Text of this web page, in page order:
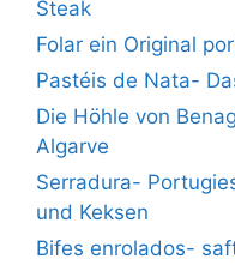
Steak
Folar ein Original
Pastéis de Nata-
Die Höhle von
Algarve
Serradura-
und Keksen
Bifes enrolados-